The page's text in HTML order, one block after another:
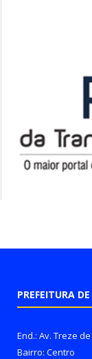
PREFEITURA
End.: Av. Treze
Bairro: Centro